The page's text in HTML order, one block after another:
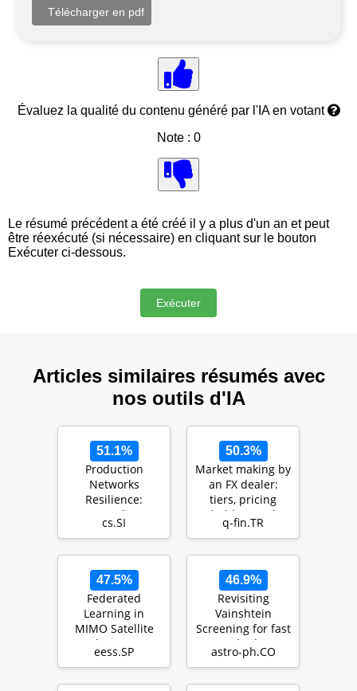
Évaluez la qualité du contenu généré par l'IA en votant
Note : 0
Le résumé précédent a été créé il y a plus d'un an et peut
être réexécuté (si nécessaire) en cliquant sur le bouton
Exécuter ci-dessous.
Articles similaires résumés avec
nos outils d'IA
51.1%
Production
Networks
Resilience:
Cascading
Failures, Power
Optimal In…
cs.SI
50.3%
Market making by
an FX dealer:
tiers, pricing
ladders and
hedging rates for
q-fin.TR
47.5%
Federated
Learning in
MIMO Satellite
Broadcast System
eess.SP
46.9%
Revisiting
Vainshtein
Screening for fast
N-body
simulations
astro-ph.CO